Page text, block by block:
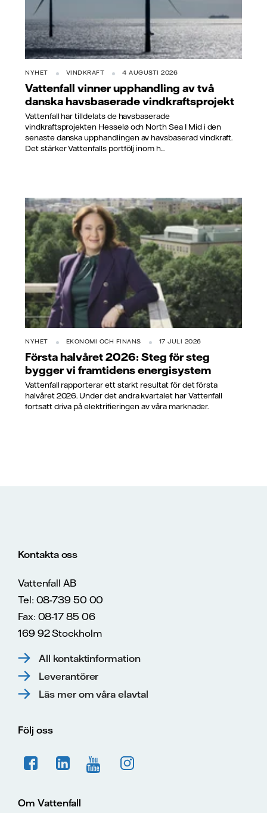
NYHET VINDKRAFT 4 AUGUSTI 2026
Vattenfall vinner upphandling av två
danska havsbaserade vindkraftsprojekt
Vattenfall har tilldelats de havsbaserade
vindkraftsprojekten Hesselø och North Sea I Mid i den
senaste danska upphandlingen av havsbaserad vindkraft.
Det stärker Vattenfalls portfölj inom h...
NYHET EKONOMI OCH FINANS 17 JULI 2026
Första halvåret 2026: Steg för steg
bygger vi framtidens energisystem
Vattenfall rapporterar ett starkt resultat för det första
halvåret 2026. Under det andra kvartalet har Vattenfall
fortsatt driva på elektrifieringen av våra marknader.
Kontakta oss
Vattenfall AB
Tel: 08-739 50 00
Fax: 08-17 85 06
169 92 Stockholm
All kontaktinformation
Leverantörer
Läs mer om våra elavtal
Följ oss
Om Vattenfall